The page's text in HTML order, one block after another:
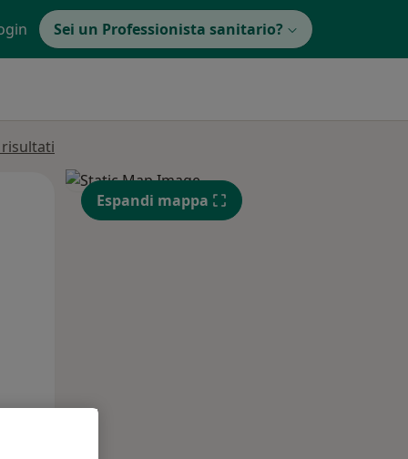
Sei un Professionista sanitario?
Mar, Mer,
12 Ago
Espandi mappa